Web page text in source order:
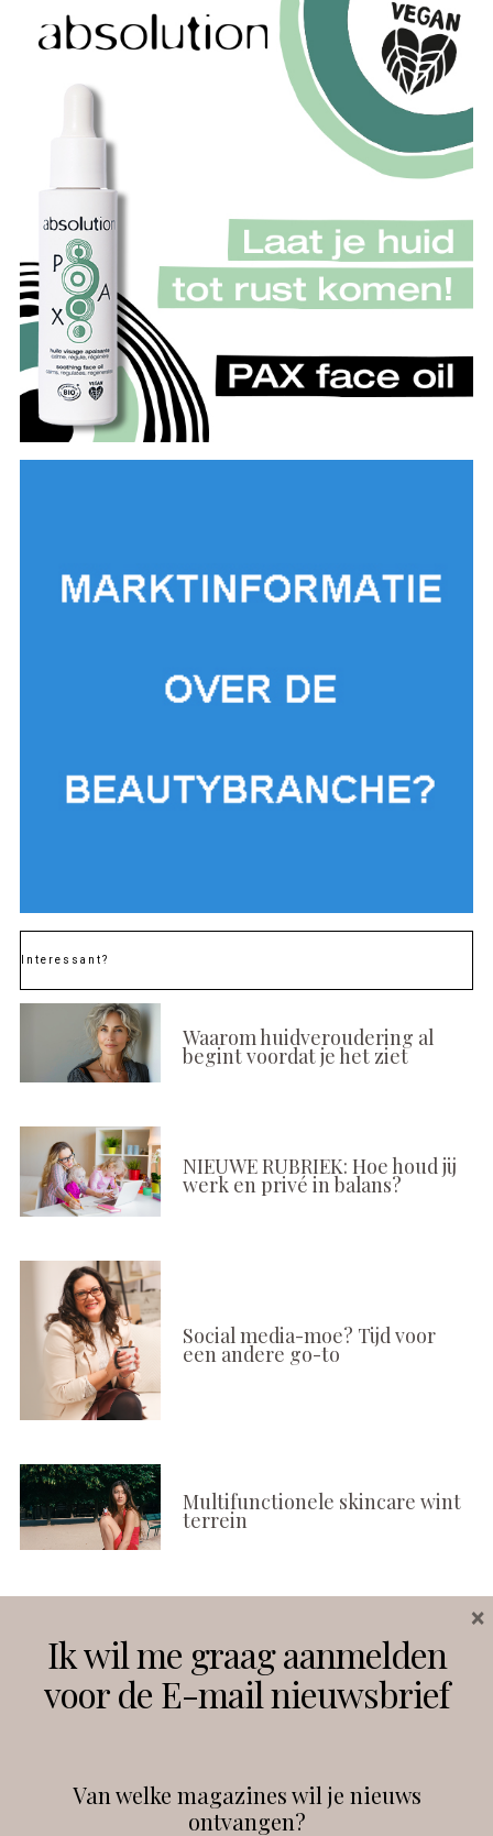
Interessant?
Waarom huidveroudering al
begint voordat je het ziet
NIEUWE RUBRIEK: Hoe houd jij
werk en privé in balans?
Social media-moe? Tijd voor
een andere go-to
Multifunctionele skincare wint
terrein
Instagram Facebook
Ik wil me graag aanmelden
voor de E-mail nieuwsbrief
Van welke magazines wil je nieuws
ontvangen?
×